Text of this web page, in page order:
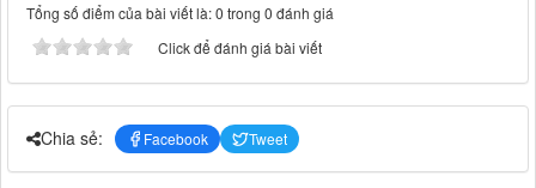
Tổng số điểm của bài viết là: 0 trong 0 đánh giá
Click để đánh giá bài viết
Chia sẻ: Facebook Tweet